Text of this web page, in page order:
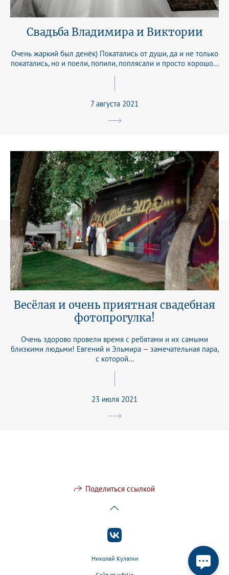
Свадьба Владимира и Виктории
Очень жаркий был денёк) Покатались от души, да и не только
покатались, но и поели, попили, поплясали и просто хорошо...
7 августа 2021
Весёлая и очень приятная свадебная
фотопрогулка!
Очень здорово провели время с ребятами и их самыми
близкими людьми! Евгений и Эльмира — замечательная пара,
с которой...
23 июля 2021
Поделиться ссылкой
Николай Кулагин